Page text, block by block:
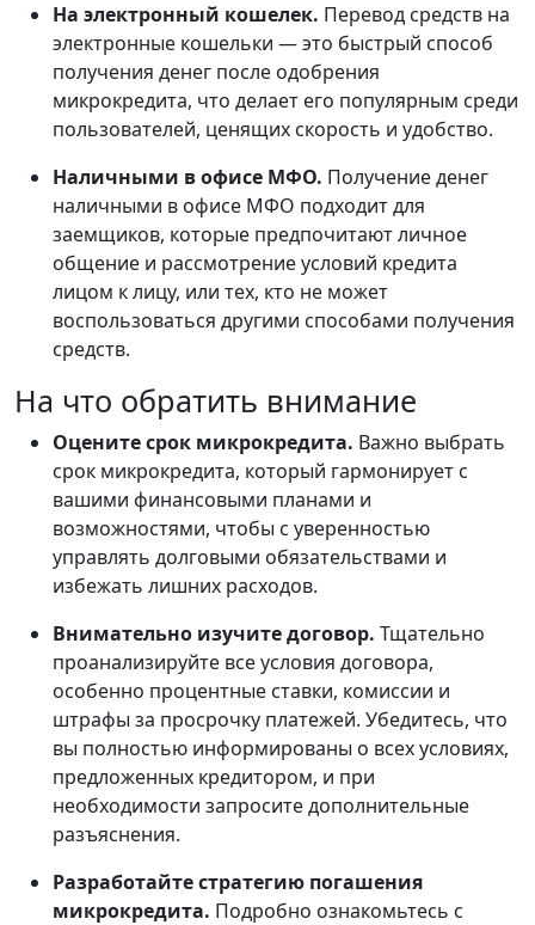
На электронный кошелек. Перевод средств на
электронные кошельки — это быстрый способ
получения денег после одобрения
микрокредита, что делает его популярным среди
пользователей, ценящих скорость и удобство.
Наличными в офисе МФО. Получение денег
наличными в офисе МФО подходит для
заемщиков, которые предпочитают личное
общение и рассмотрение условий кредита
лицом к лицу, или тех, кто не может
воспользоваться другими способами получения
средств.
На что обратить внимание
Оцените срок микрокредита. Важно выбрать
срок микрокредита, который гармонирует с
вашими финансовыми планами и
возможностями, чтобы с уверенностью
управлять долговыми обязательствами и
избежать лишних расходов.
Внимательно изучите договор. Тщательно
проанализируйте все условия договора,
особенно процентные ставки, комиссии и
штрафы за просрочку платежей. Убедитесь, что
вы полностью информированы о всех условиях,
предложенных кредитором, и при
необходимости запросите дополнительные
разъяснения.
Разработайте стратегию погашения
микрокредита. Подробно ознакомьтесь с